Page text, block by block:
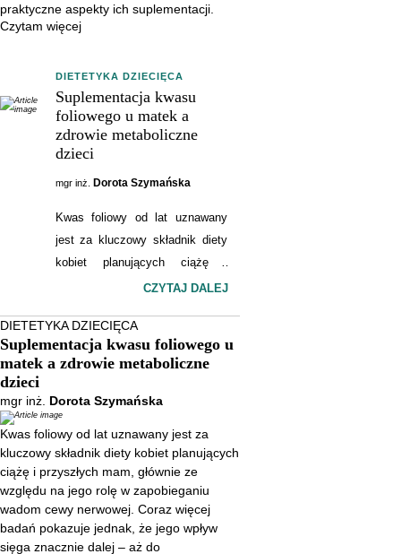
praktyczne aspekty ich suplementacji.
Czytam więcej
DIETETYKA DZIECIĘCA
Suplementacja kwasu
foliowego u matek a
zdrowie metaboliczne
dzieci
mgr inż. Dorota Szymańska
Kwas foliowy od lat uznawany
jest za kluczowy składnik diety
kobiet planujących ciążę i
przyszłych mam, głównie ze
zapobieganiu wadom cewy
nerwowej. Coraz więcej badań
sięga znacznie dalej – aż do
programowania metabolicznego
dziecka i kształtowania jego
zdrowia w dorosłym życiu.
CZYTAJ DALEJ
DIETETYKA DZIECIĘCA
Suplementacja kwasu foliowego u
matek a zdrowie metaboliczne
dzieci
mgr inż. Dorota Szymańska
Kwas foliowy od lat uznawany jest za
kluczowy składnik diety kobiet planujących
ciążę i przyszłych mam, głównie ze
względu na jego rolę w zapobieganiu
wadom cewy nerwowej. Coraz więcej
badań pokazuje jednak, że jego wpływ
sięga znacznie dalej – aż do